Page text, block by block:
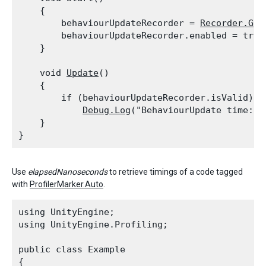
    {
        behaviourUpdateRecorder =
Recorder.Get
behaviourUpdateRecorder.enabled =
    }
    void
Update()
    {
        if (behaviourUpdateRecorder.isValid)
Debug.Log ("BehaviourUpdate time: "
    }
Use elapsedNanosecondsto retrieve timings of a code tagged
with ProfilerMarker.Auto
using UnityEngine;
using UnityEngine.Profiling;
public class Example
{